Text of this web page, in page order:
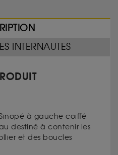
INTERNAUTES
à gauche coiffé
destiné à contenir les
et des boucles